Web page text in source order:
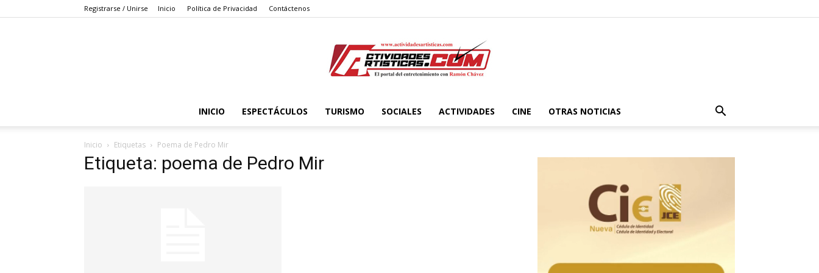
Registrarse / Unirse Inicio Política de Privacidad Contáctenos
Actividadesartisticas.com
INICIO ESPECTÁCULOS TURISMO SOCIALES ACTIVIDADES CINE OTRAS NOTICIAS
Inicio Etiquetas Poema de Pedro Mir
Etiqueta: poema de Pedro Mir